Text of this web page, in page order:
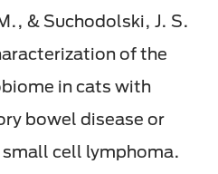
& Suchodolski, J. S.
of the
in cats with
bowel disease or
cell lymphoma.